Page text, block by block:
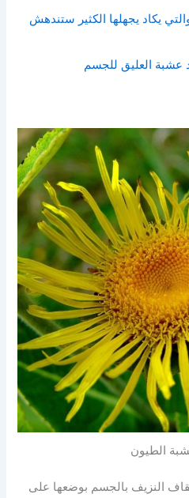
يكاد يجهلها الكثير ستندهش
عشبة العليق للجسم
الطيون
النزيف بالجسم بوضعها على